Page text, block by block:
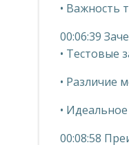
• Важность
00:06:39
• Тестовые
• Различие
•
00:08:58